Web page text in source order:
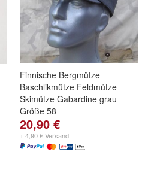
Finnische Bergmütze
Baschlikmütze Feldmütze
Skimütze Gabardine grau
Größe 58
20,90 €
+ 4,90 € Versand